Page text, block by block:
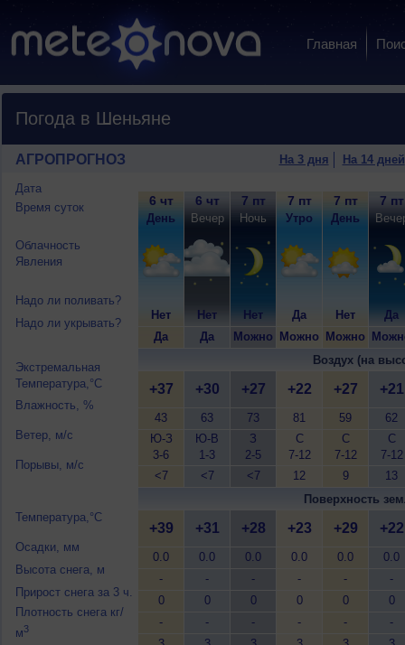
Главная
Погода в Шеньяне
АГРОПРОГНОЗ На 3 дня На 14 дней
Дата
Время суток
Облачность
Явления
Надо ли поливать?
Надо ли укрывать?
Экстремальная
Температура,°C
Влажность, %
Ветер, м/с
Порывы, м/с
Температура,°C
Осадки, мм
Высота снега, м
Прирост снега за 3 ч.
Плотность снега кг/
м3
6 чт
День
Нет
Да
6 чт
Вечер
Нет
Да
7 пт
Ночь
Нет
Можно
7 пт
Утро
Да
Можно
7 пт
День
Нет
Можно
7 пт
Да
Воздух (на
+37
43
Ю-З
3-6
<7
+30
63
Ю-В
1-3
<7
+27
73
З
2-5
<7
+22
81
С
7-12
12
+27
59
С
7-12
9
+21
62
С
7-12
13
Поверхность
+39
0.0
-
0
-
+31
0.0
-
0
-
+28
0.0
-
0
-
+23
0.0
-
0
-
+29
0.0
-
0
-
+22
0.0
-
0
-